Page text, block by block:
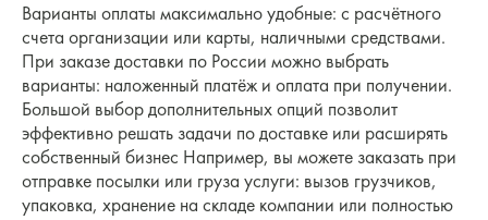
Варианты оплаты максимально удобные: с расчётного
счета организации или карты, наличными средствами.
При заказе доставки по России можно выбрать
варианты: наложенный платёж и оплата при получении.
Большой выбор дополнительных опций позволит
эффективно решать задачи по доставке или расширять
собственный бизнес Например, вы можете заказать при
отправке посылки или груза услуги: вызов грузчиков,
упаковка, хранение на складе компании или полностью